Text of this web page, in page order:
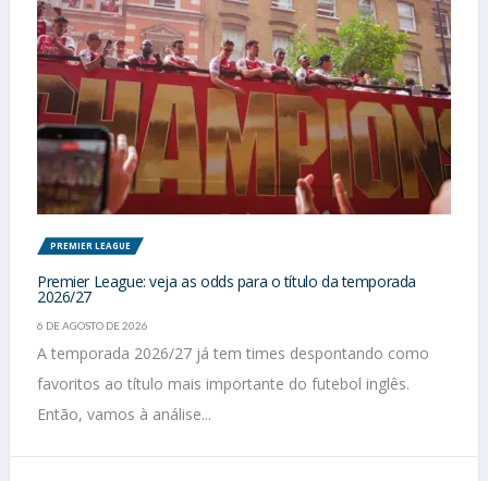
PREMIER LEAGUE
Premier League: veja as odds para o título da temporada
2026/27
6 DE AGOSTO DE 2026
A temporada 2026/27 já tem times despontando como
favoritos ao título mais importante do futebol inglês.
Então, vamos à análise...